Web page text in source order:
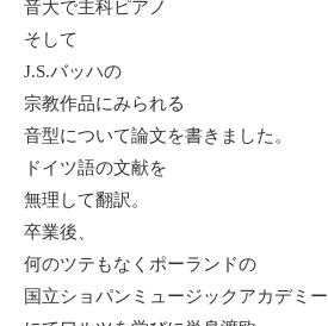
音大で主科ピアノ
そして
J.S.バッハの
宗教作品にみられる
音型について論文を書きました。
ドイツ語の文献を
無理して翻訳。
卒業後、
何のツテもなくポーランドの
国立ショパンミュージックアカデミー